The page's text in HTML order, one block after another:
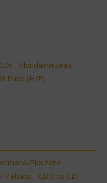
- Ploudalmézeau,
Pabu (H/F)
Plouzané
- CDD ou CDI